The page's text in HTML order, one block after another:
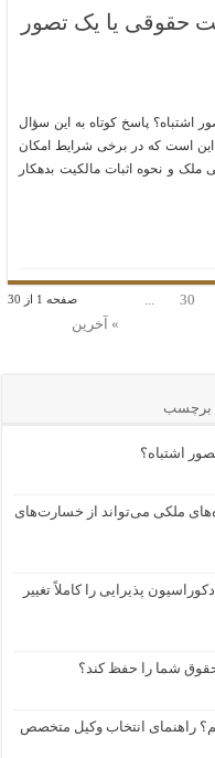
حقوقی یا یک تصور
اشتباه؟ پاسخ کوتاه به این سؤال
این است که در برخی شرایط امکان
ملک و نحوه اثبات مالکیت بدهکار
صفحه 1 از 30 30
» آخرین
برچسب
اشتباه؟
ملکی می‌تواند از خسارت‌های
پذیرایی را کاملاً تغییر
شما را حفظ کند؟
راهنمای انتخاب وکیل متخصص